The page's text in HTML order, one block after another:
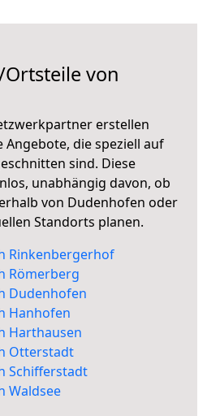
von
erstellen
die speziell auf
sind. Diese
unabhängig davon, ob
von Dudenhofen oder
Standorts planen.
Rinkenbergerhof
Römerberg
Dudenhofen
Hanhofen
Harthausen
Otterstadt
Schifferstadt
Waldsee